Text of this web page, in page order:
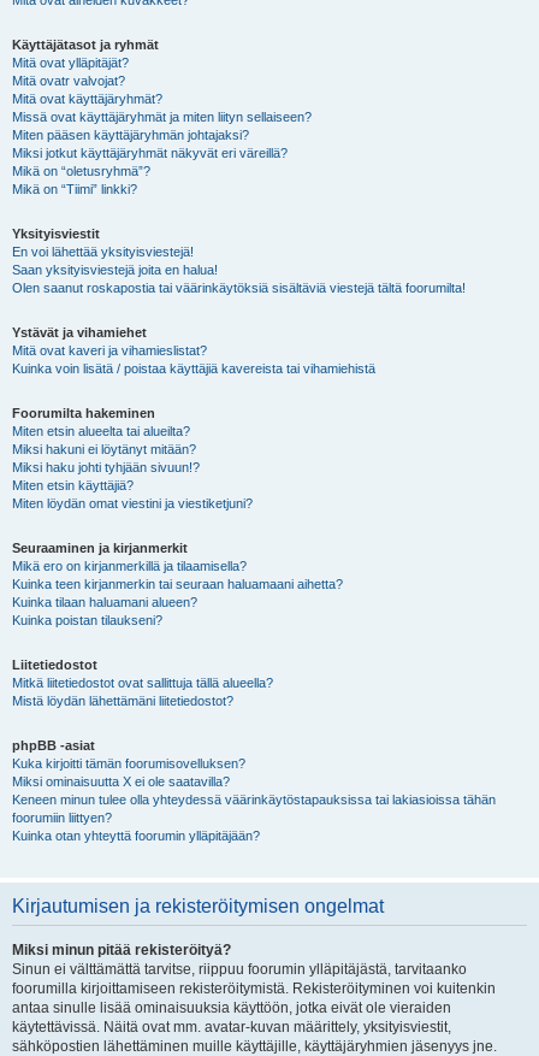
Käyttäjätasot ja ryhmät
Mitä ovat ylläpitäjät?
Mitä ovatr valvojat?
Mitä ovat käyttäjäryhmät?
Missä ovat käyttäjäryhmät ja miten liityn sellaiseen?
Miten pääsen käyttäjäryhmän johtajaksi?
Miksi jotkut käyttäjäryhmät näkyvät eri väreillä?
Mikä on “oletusryhmä”?
Mikä on “Tiimi” linkki?
Yksityisviestit
En voi lähettää yksityisviestejä!
Saan yksityisviestejä joita en halua!
Olen saanut roskapostia tai väärinkäytöksiä sisältäviä viestejä tältä foorumilta!
Ystävät ja vihamiehet
Mitä ovat kaveri ja vihamieslistat?
Kuinka voin lisätä / poistaa käyttäjiä kavereista tai vihamiehistä
Foorumilta hakeminen
Miten etsin alueelta tai alueilta?
Miksi hakuni ei löytänyt mitään?
Miksi haku johti tyhjään sivuun!?
Miten etsin käyttäjiä?
Miten löydän omat viestini ja viestiketjuni?
Seuraaminen ja kirjanmerkit
Mikä ero on kirjanmerkillä ja tilaamisella?
Kuinka teen kirjanmerkin tai seuraan haluamaani aihetta?
Kuinka tilaan haluamani alueen?
Kuinka poistan tilaukseni?
Liitetiedostot
Mitkä liitetiedostot ovat sallittuja tällä alueella?
Mistä löydän lähettämäni liitetiedostot?
phpBB -asiat
Kuka kirjoitti tämän foorumisovelluksen?
Miksi ominaisuutta X ei ole saatavilla?
Keneen minun tulee olla yhteydessä väärinkäytöstapauksissa tai lakiasioissa tähän
foorumiin liittyen?
Kuinka otan yhteyttä foorumin ylläpitäjään?
Kirjautumisen ja rekisteröitymisen ongelmat
Miksi minun pitää rekisteröityä?
Sinun ei välttämättä tarvitse, riippuu foorumin ylläpitäjästä, tarvitaanko
foorumilla kirjoittamiseen rekisteröitymistä. Rekisteröityminen voi kuitenkin
antaa sinulle lisää ominaisuuksia käyttöön, jotka eivät ole vieraiden
käytettävissä. Näitä ovat mm. avatar-kuvan määrittely, yksityisviestit,
sähköpostien lähettäminen muille käyttäjille, käyttäjäryhmien jäsenyys jne.